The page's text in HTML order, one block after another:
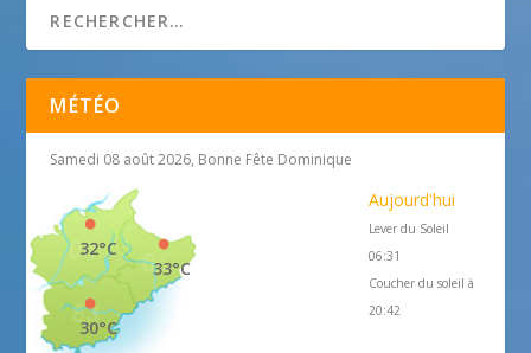
MÉTÉO
Samedi 08 août 2026, Bonne Fête Dominique
33°C
32°C
30°C
Aujourd'hui
Lever du Soleil
06:31
Coucher du soleil à
20:42